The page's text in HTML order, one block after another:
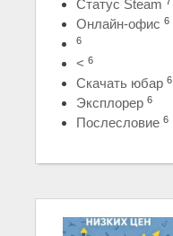
Статус Steam
Онлайн-офис 6
6
< 6
Скачать юбар 6
Эксплорер 6
Послесловие 6